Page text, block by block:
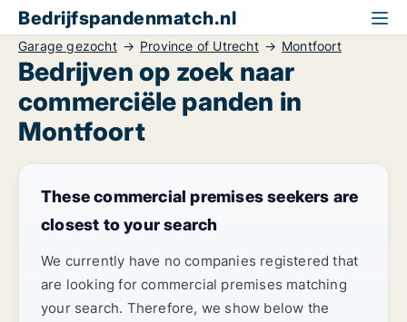
Bedrijfspandenmatch.nl
Garage gezocht Province of Utrecht Montfoort
Bedrijven op zoek naar
commerciële panden in
Montfoort
These commercial premises seekers are
closest to your search
We currently have no companies registered that
are looking for commercial premises matching
your search. Therefore, we show below the